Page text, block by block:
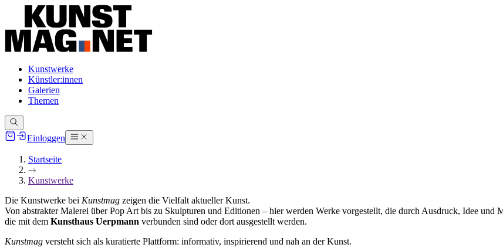
Kunstwerke
Künstler:innen
Galerien
Themen
Einloggen
Startseite
Kunstwerke
Die Kunstwerke bei Kunstmag zeigen die Vielfalt aktueller Kunst.
Von abstrakter Malerei über Pop Art bis zu Skulpturen und Editionen – hier werden Werke vorgestellt, die durch Ausdruck, Idee und
die mit dem Kunsthaus Uerpmann verbunden sind oder dort ausgestellt werden.
Kunstmag versteht sich als kuratierte Plattform: informativ, inspirierend und nah an der Kunst.